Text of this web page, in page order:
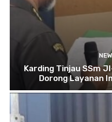
Karding Tinjau SSm
Dorong Layanan